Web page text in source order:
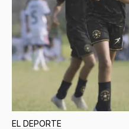
EL DEPORTE